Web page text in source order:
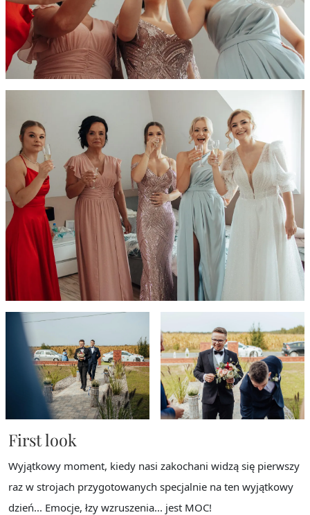
First look
Wyjątkowy moment, kiedy nasi zakochani widzą się pierwszy
raz w strojach przygotowanych specjalnie na ten wyjątkowy
dzień... Emocje, łzy wzruszenia... jest MOC!